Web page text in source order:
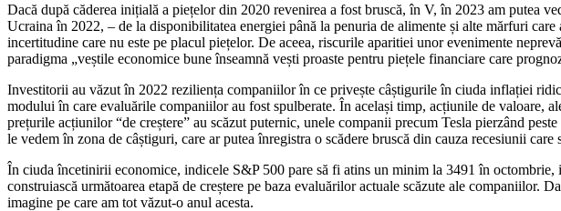
Dacă după căderea inițială a piețelor din 2020 revenirea a fost bruscă, în V, în 2023 am putea
Ucraina în 2022, – de la disponibilitatea energiei până la penuria de alimente și alte mărfuri
incertitudine care nu este pe placul piețelor. De aceea, riscurile aparitiei unor evenimente
paradigma „veștile economice bune înseamnă vești proaste pentru piețele financiare care
Investitorii au văzut în 2022 reziliența companiilor în ce privește câștigurile în ciuda inflației
modului în care evaluările companiilor au fost spulberate. În același timp, acțiunile de
prețurile acțiunilor “de creștere” au scăzut puternic, unele companii precum Tesla pierzând
le vedem în zona de câștiguri, care ar putea înregistra o scădere bruscă din cauza recesiunii
În ciuda încetinirii economice, indicele S&P 500 pare să fi atins un minim la 3491 în
construiască următoarea etapă de creștere pe baza evaluărilor actuale scăzute ale companiilor.
imagine pe care am tot văzut-o anul acesta.